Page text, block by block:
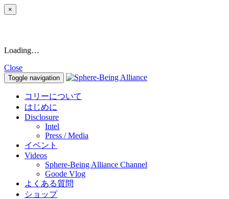
×
Loading…
Close
Toggle navigation
コリーについて
はじめに
Disclosure
Intel
Press / Media
イベント
Videos
Sphere-Being Alliance Channel
Goode Vlog
よくある質問
ショップ